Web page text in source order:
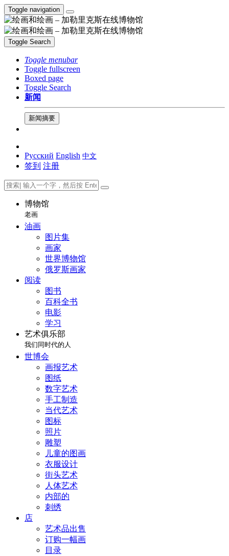
Toggle navigation
Toggle Search
Toggle menubar
Toggle fullscreen
Boxed page
Toggle Search
新闻
新闻摘要
Русский English 中文
签到 注册
博物馆
老画
油画
图片集
画家
世界博物馆
俄罗斯画家
阅读
图书
百科全书
电影
学习
艺术俱乐部
我们同时代的人
世博会
画报艺术
图纸
数字艺术
手工制造
当代艺术
图标
照片
雕塑
儿童的图画
衣服设计
街头艺术
人体艺术
内部的
刺绣
店
艺术品出售
订购一幅画
目录